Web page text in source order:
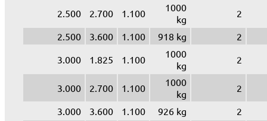
2.500 2.700 1.100
1000
kg
2
2.500
3.600 1.100 918 kg
2
3.000
1.825 1.100
1000
kg
2
3.000 2.700 1.100
1000
kg
2
3.000
3.600 1.100 926 kg
2